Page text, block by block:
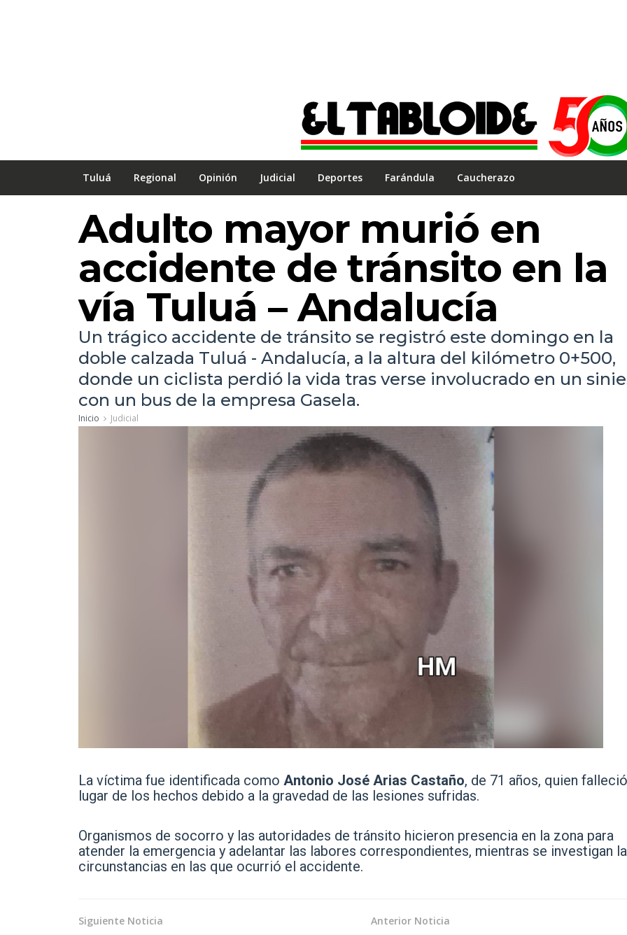
Tuluá Regional Opinión Judicial Deportes Farándula Caucherazo
Adulto mayor murió en
accidente de tránsito en la
vía Tuluá – Andalucía
Un trágico accidente de tránsito se registró este domingo en la
doble calzada Tuluá - Andalucía, a la altura del kilómetro 0+500,
donde un ciclista perdió la vida tras verse involucrado en un
con un bus de la empresa Gasela.
Inicio Judicial
La víctima fue identificada como Antonio José Arias Castaño, de 71 años, quien
lugar de los hechos debido a la gravedad de las lesiones sufridas.
Organismos de socorro y las autoridades de tránsito hicieron presencia en la zona para
atender la emergencia y adelantar las labores correspondientes, mientras se investigan
circunstancias en las que ocurrió el accidente.
Siguiente Noticia Anterior Noticia